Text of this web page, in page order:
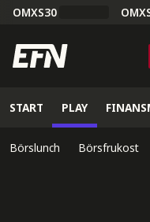
OMXS30
START PLAY
Börslunch Börsfrukost